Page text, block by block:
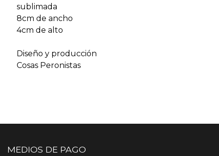
sublimada
8cm de ancho
4cm de alto
Diseño y producción
Cosas Peronistas
MEDIOS DE PAGO